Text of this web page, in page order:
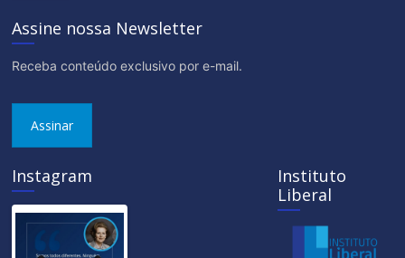
Assine nossa Newsletter
Receba conteúdo exclusivo por e-mail.
Assinar
Instagram
Instituto
Liberal